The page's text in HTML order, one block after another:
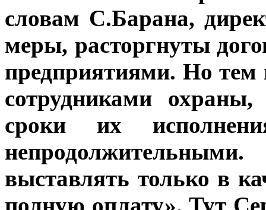
словам С.Барана,
меры, расторгнуты
предприятиями. Но
сотрудниками
сроки их
выставлять только в
полную оплату». Тут